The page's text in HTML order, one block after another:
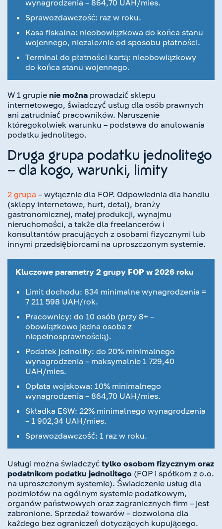
wynagrodzenia – 864,70 UAH/mies.
Sprawozdawczość: raz w roku.
Kasa fiskalna: nieobowiązkowa do końca stanu
wojennego, niezależnie od sposobu płatności.
Terminal do płatności kartą: nieobowiązkowy
do końca stanu wojennego.
W 1 grupie nie można prowadzić sklepu
internetowego, świadczyć usług dla osób prawnych
ani zatrudniać pracowników. Naruszenie
któregokolwiek warunku – podstawa do anulowania
podatku jednolitego.
Druga grupa podatku jednolitego
– dla kogo, warunki, limity
2 grupa – wyłącznie dla FOP. Odpowiednia dla handlu
(sklepy internetowe, hurt, detal), branży
gastronomicznej, małej produkcji, wynajmu
nieruchomości, a także dla freelancerów i
konsultantów pracujących z osobami fizycznymi lub
innymi przedsiębiorcami na uproszczonym systemie.
Kluczowe parametry 2 grupy FOP w 2026 roku
Limit dochodu: 834 minimalne wynagrodzenia =
7 211 598 UAH/rok.
Pracownicy: do 10 osób (przy 8+ –
obowiązkowo jedna osoba z
niepełnosprawnością).
Podatek jednolity: do 20% minimalnego
wynagrodzenia – maksymalnie 1 729,40
UAH/mies.
Opłata wojskowa: 10% minimalnego
wynagrodzenia – 864,70 UAH/mies.
Składka ESW: 22% minimalnego wynagrodzenia
– 1 902,34 UAH/mies.
Sprawozdawczość: 1 raz w roku.
Usługi można świadczyć tylko osobom fizycznym oraz
podatnikom podatku jednolitego (FOP i spółkom z o.o.
na uproszczonym systemie). Świadczenie usług dla
podmiotów na ogólnym systemie podatkowym,
organów państwowych oraz zagranicznych firm – jest
zabronione. Sprzedaż towarów – dozwolona dla
każdego bez ograniczeń dotyczących kupującego.